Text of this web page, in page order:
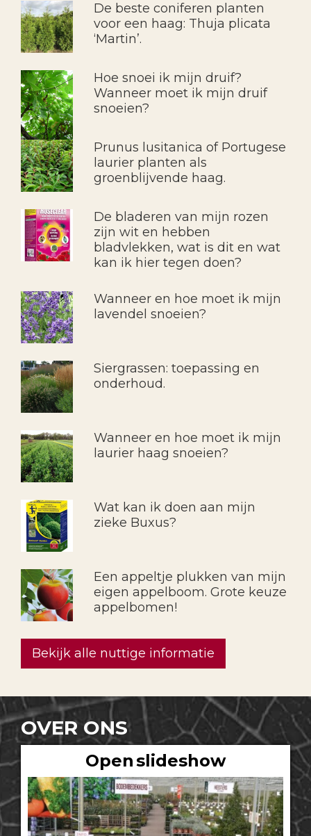
De beste coniferen planten
voor een haag: Thuja plicata
‘Martin’.
Hoe snoei ik mijn druif?
Wanneer moet ik mijn druif
snoeien?
Prunus lusitanica of Portugese
laurier planten als
groenblijvende haag.
De bladeren van mijn rozen
zijn wit en hebben
bladvlekken, wat is dit en wat
kan ik hier tegen doen?
Wanneer en hoe moet ik mijn
lavendel snoeien?
Siergrassen: toepassing en
onderhoud.
Wanneer en hoe moet ik mijn
laurier haag snoeien?
Wat kan ik doen aan mijn
zieke Buxus?
Een appeltje plukken van mijn
eigen appelboom. Grote keuze
appelbomen!
Bekijk alle nuttige informatie
OVER ONS
Open slideshow